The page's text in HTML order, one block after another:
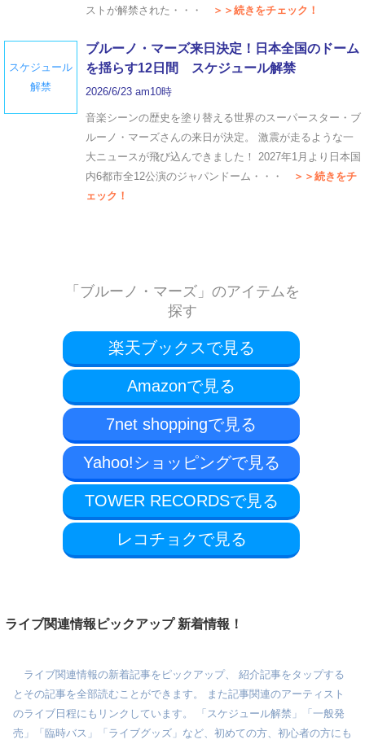
ストが解禁された・・・
＞＞続きをチェック！
スケジュール
解禁
ブルーノ・マーズ来日決定！日本全国のドーム
を揺らす12日間 スケジュール解禁
2026/6/23 am10時
音楽シーンの歴史を塗り替える世界のスーパースター・ブ
ルーノ・マーズさんの来日が決定。 激震が走るような一
大ニュースが飛び込んできました！ 2027年1月より日本国
内6都市全12公演のジャパンドーム・・・
＞＞続きをチ
ェック！
「ブルーノ・マーズ」のアイテムを
探す
楽天ブックスで見る
Amazonで見る
7net shoppingで見る
Yahoo!ショッピングで見る
TOWER RECORDSで見る
レコチョクで見る
ライブ関連情報ピックアップ 新着情報！
ライブ関連情報の新着記事をピックアップ、 紹介記事をタップする
とその記事を全部読むことができます。 また記事関連のアーティスト
のライブ日程にもリンクしています。 「スケジュール解禁」「一般発
売」「臨時バス」「ライブグッズ」など、初めての方、初心者の方にも